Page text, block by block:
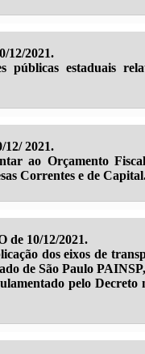
12/2021.
públicas estaduais
12/ 2021.
ao Orçamento
Correntes e de
de 10/12/2021.
dos eixos de
de São Paulo
pelo Decreto